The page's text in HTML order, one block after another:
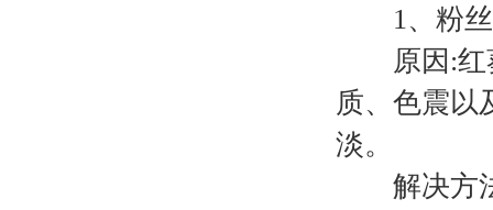
1、粉丝
原因:红葵
质、色震以
淡。
解决方法